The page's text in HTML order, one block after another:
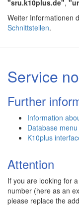
"sru.k10plus.de",
Weiter Informationen
Schnittstellen.
Service
Further
Information
Database menu
K10plus
Attention
If you are looking for
number (here as an
please replace the